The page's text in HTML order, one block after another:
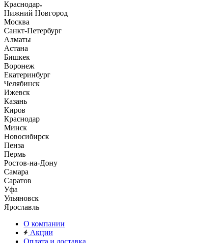
Краснодар
Нижний Новгород
Москва
Санкт-Петербург
Алматы
Астана
Бишкек
Воронеж
Екатеринбург
Челябинск
Ижевск
Казань
Киров
Краснодар
Минск
Новосибирск
Пенза
Пермь
Ростов-на-Дону
Самара
Саратов
Уфа
Ульяновск
Ярославль
О компании
Акции
Оплата и доставка